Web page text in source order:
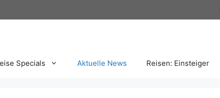
Specials Aktuelle News Reisen: Einsteiger